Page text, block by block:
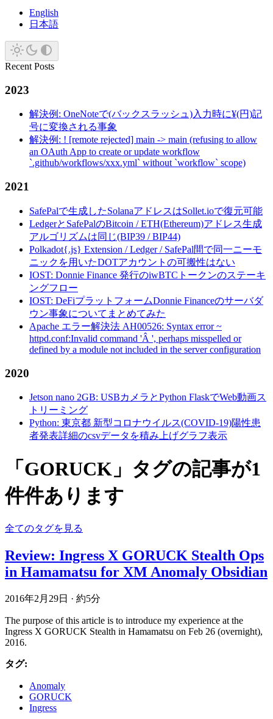
English
日本語
Recent Posts
2023
解決例: OneNoteで(バックスラッシュ)入力時に¥(円)記
号に変換される事象
解決例: ! [remote rejected] main -> main (refusing to allow
an OAuth App to create or update workflow
`.github/workflows/xxx.yml` without `workflow` scope)
2021
SafePalで生成したSolanaアドレスはSollet.ioで復元可能
LedgerとSafePalのBitcoin / ETH(Ethereum)アドレス生成
アルゴリズムは同じ(BIP39 / BIP44)
Polkadot{.js} Extension / Ledger / SafePal間で同一ニーモ
ニックを用いたDOTアカウントの可搬性はない
IOST: Donnie Finance 発行のiwBTCトークンのステーキ
ングフロー
IOST: DeFiプラットフォームDonnie Financeのサーバダ
ウン事象についてまとめてみた
Apache エラー解決法 AH00526: Syntax error ~
httpd.conf:Invalid command 'Â ', perhaps misspelled or
defined by a module not included in the server configuration
2020
Jetson nano 2GB: USBカメラとPython FlaskでWeb動画ス
トリーミング
Python: 東京都 新型コロナウイルス(COVID-19)陽性患
者発表詳細のcsvデータを積み上げグラフ表示
「GORUCK」タグの記事が1
件件あります
全てのタグを見る
Review: Ingress X GORUCK Stealth Ops
in Hamamatsu for XM Anomaly Obsidian
2016年2月29日 · 約5分
The purpose of this article is to introduce my experience at the
Ingress X GORUCK Stealth in Hamamatsu on Feb 26 (overnight),
2016.
タグ:
Anomaly
GORUCK
Ingress